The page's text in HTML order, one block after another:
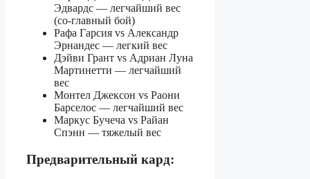
Эдвардс — легчайший вес
(со-главный бой)
Рафа Гарсия vs Александр
Эрнандес — легкий вес
Дэйви Грант vs Адриан Луна
Мартинетти — легчайший
вес
Монтел Джексон vs Раони
Барселос — легчайший вес
Маркус Бучеча vs Райан
Спэнн — тяжелый вес
Предварительный кард: